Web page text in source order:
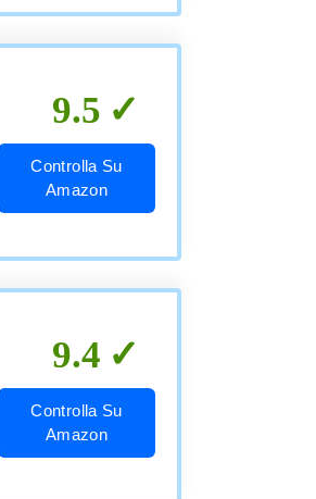
9.5
Controlla Su
Amazon
9.4
Controlla Su
Amazon